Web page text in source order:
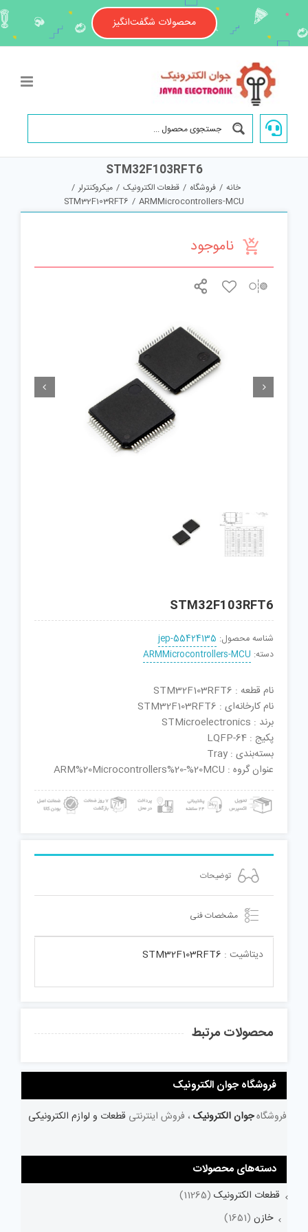
content
محصولات شگفت‌انگیز
STM32F103RFT6
خانه / فروشگاه / قطعات الکترونیک / میکروکنترلر /
ARMMicrocontrollers-MCU
/
STM32F103RFT6
ناموجود
 
STM32F103RFT6
شناسه محصول: jep-55424135
دسته: ARMMicrocontrollers-MCU
نام قطعه : STM32F103RFT6
نام کارخانه‌ای : STM32F103RFT6
برند : STMicroelectronics
پکیج : LQFP-64
بسته‌بندی : Tray
عنوان گروه : ARM%20Microcontrollers%20-%20MCU
توضیحات
مشخصات فنی
دیتاشیت : STM32F103RFT6
محصولات مرتبط
فروشگاه جوان الکترونیک
فروشگاهجوان الکترونیک ، فروش اینترنتی قطعات و لوازم الکترونیکی
دسته‌های محصولات
قطعات الکترونیک (11265)
خازن (1651)